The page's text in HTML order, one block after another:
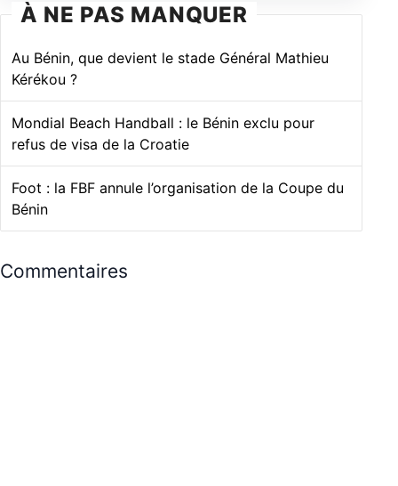
À NE PAS MANQUER
Au Bénin, que devient le stade Général Mathieu
Kérékou ?
Mondial Beach Handball : le Bénin exclu pour
refus de visa de la Croatie
Foot : la FBF annule l’organisation de la Coupe du
Bénin
Commentaires